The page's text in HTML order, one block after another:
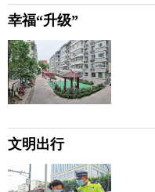
幸福“升级”
文明出行